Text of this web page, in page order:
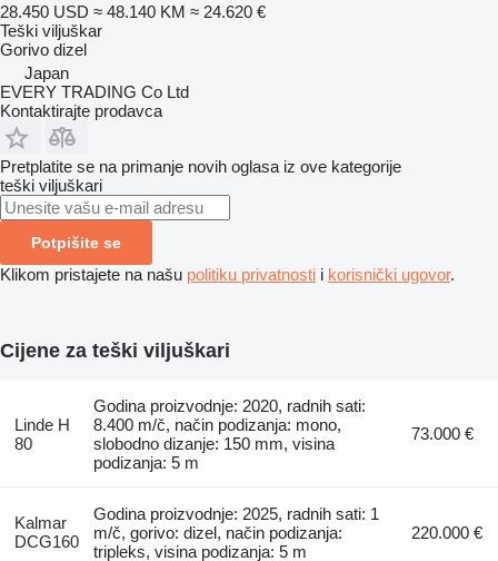
28.450 USD ≈ 48.140 KM ≈ 24.620 €
Teški viljuškar
Gorivo dizel
Japan
EVERY TRADING Co Ltd
Kontaktirajte prodavca
Pretplatite se na primanje novih oglasa iz ove kategorije
teški viljuškari
Potpišite se
Klikom pristajete na našu politiku privatnosti i korisnički ugovor.
Cijene za teški viljuškari
Linde H
80
Godina proizvodnje: 2020, radnih sati:
8.400 m/č, način podizanja: mono,
slobodno dizanje: 150 mm, visina
podizanja: 5 m
73.000 €
Kalmar
DCG160
Godina proizvodnje: 2025, radnih sati: 1
m/č, gorivo: dizel, način podizanja:
tripleks, visina podizanja: 5 m
220.000 €